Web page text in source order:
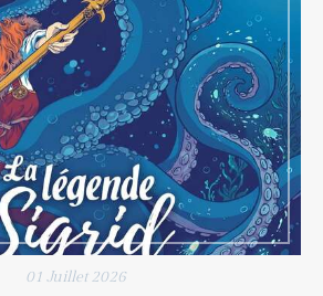
01 Juillet 2026